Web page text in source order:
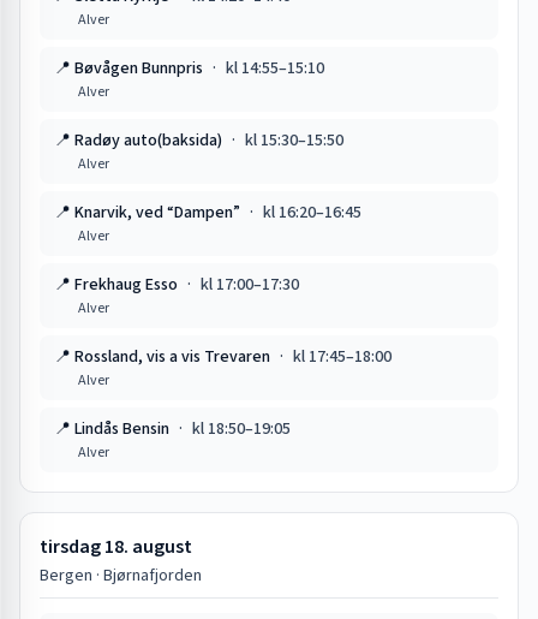
Alver
📍 Bøvågen Bunnpris · kl 14:55–15:10
Alver
📍 Radøy auto(baksida) · kl 15:30–15:50
Alver
📍 Knarvik, ved “Dampen” · kl 16:20–16:45
Alver
📍 Frekhaug Esso · kl 17:00–17:30
Alver
📍 Rossland, vis a vis Trevaren · kl 17:45–18:00
Alver
📍 Lindås Bensin · kl 18:50–19:05
Alver
tirsdag 18. august
Bergen · Bjørnafjorden